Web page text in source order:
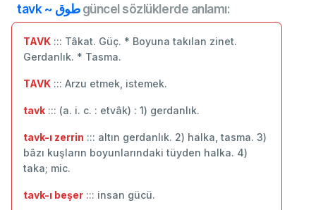
tavk ~ طوقgüncel sözlüklerde anlamı:
TAVK ::: Tâkat. Güç. * Boyuna takılan zinet.
Gerdanlık. * Tasma.
TAVK ::: Arzu etmek, istemek.
tavk ::: (a. i. c. : etvâk) : 1) gerdanlık.
tavk-ı zerrin ::: altın gerdanlık. 2) halka, tasma. 3)
bâzı kuşların boyunlarındaki tüyden halka. 4)
taka; mic.
tavk-ı beşer ::: insan gücü.